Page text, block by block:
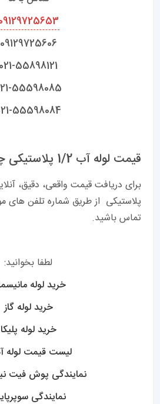
09129725606
021-55898121
55598085
55598084
قیمت لوله آب 1/2 پلاستیکی چقدر است؟
پلاستیکی از طریق شماره تلفن های
تماس باشید.
لطفا بخوانید:
خرید لوله
خرید لوله گاز
خرید لوله پلیکا
لیست قیمت لوله
نمایندگی پوش فیت
نمایندگی